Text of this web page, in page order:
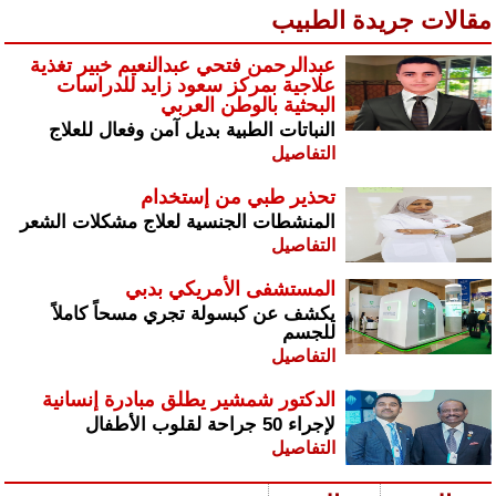
مقالات جريدة الطبيب
عبدالرحمن فتحي عبدالنعيم خبير تغذية
علاجية بمركز سعود زايد للدراسات
البحثية بالوطن العربي
النباتات الطبية بديل آمن وفعال للعلاج
التفاصيل
تحذير طبي من إستخدام
المنشطات الجنسية لعلاج مشكلات الشعر
التفاصيل
المستشفى الأمريكي بدبي
يكشف عن كبسولة تجري مسحاً كاملاً
للجسم
التفاصيل
الدكتور شمشير يطلق مبادرة إنسانية
لإجراء 50 جراحة لقلوب الأطفال
التفاصيل